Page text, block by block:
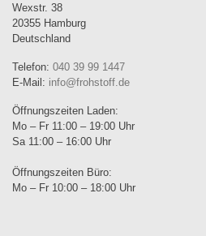
Wexstr. 38
20355 Hamburg
Deutschland
Telefon: 040 39 99 1447
E-Mail: info@frohstoff.de
Öffnungszeiten Laden:
Mo – Fr 11:00 – 19:00 Uhr
Sa 11:00 – 16:00 Uhr
Öffnungszeiten Büro:
Mo – Fr 10:00 – 18:00 Uhr